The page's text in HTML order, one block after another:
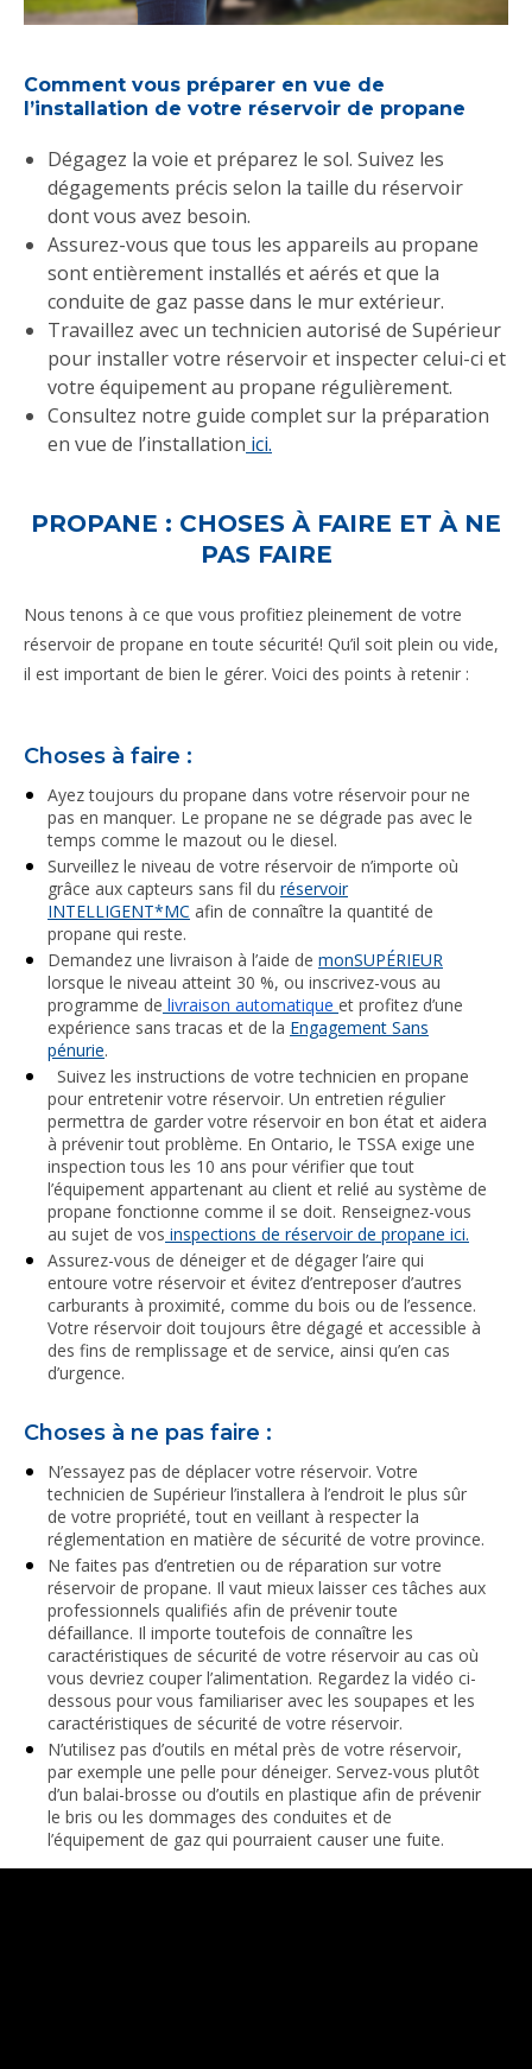
Comment vous préparer en vue de
l’installation de votre réservoir de propane
Dégagez la voie et préparez le sol. Suivez les
dégagements précis selon la taille du réservoir
dont vous avez besoin.
Assurez-vous que tous les appareils au propane
sont entièrement installés et aérés et que la
conduite de gaz passe dans le mur extérieur.
Travaillez avec un technicien autorisé de Supérieur
pour installer votre réservoir et inspecter celui-ci et
votre équipement au propane régulièrement.
Consultez notre guide complet sur la préparation
en vue de l’installation ici.
PROPANE : CHOSES À FAIRE ET À NE
PAS FAIRE
Nous tenons à ce que vous profitiez pleinement de votre
réservoir de propane en toute sécurité! Qu’il soit plein ou vide,
il est important de bien le gérer. Voici des points à retenir :
Choses à faire :
Ayez toujours du propane dans votre réservoir pour ne
pas en manquer. Le propane ne se dégrade pas avec le
temps comme le mazout ou le diesel.
Surveillez le niveau de votre réservoir de n’importe où
grâce aux capteurs sans fil du réservoir
INTELLIGENT*MC afin de connaître la quantité de
propane qui reste.
Demandez une livraison à l’aide de monSUPÉRIEUR
lorsque le niveau atteint 30 %, ou inscrivez-vous au
programme de livraison automatique et profitez d’une
expérience sans tracas et de la Engagement Sans
pénurie.
Suivez les instructions de votre technicien en propane
pour entretenir votre réservoir. Un entretien régulier
permettra de garder votre réservoir en bon état et aidera
à prévenir tout problème. En Ontario, le TSSA exige une
inspection tous les 10 ans pour vérifier que tout
l’équipement appartenant au client et relié au système de
propane fonctionne comme il se doit. Renseignez-vous
au sujet de vos inspections de réservoir de propane ici.
Assurez-vous de déneiger et de dégager l’aire qui
entoure votre réservoir et évitez d’entreposer d’autres
carburants à proximité, comme du bois ou de l’essence.
Votre réservoir doit toujours être dégagé et accessible à
des fins de remplissage et de service, ainsi qu’en cas
d’urgence.
Choses à ne pas faire :
N’essayez pas de déplacer votre réservoir. Votre
technicien de Supérieur l’installera à l’endroit le plus sûr
de votre propriété, tout en veillant à respecter la
réglementation en matière de sécurité de votre province.
Ne faites pas d’entretien ou de réparation sur votre
réservoir de propane. Il vaut mieux laisser ces tâches aux
professionnels qualifiés afin de prévenir toute
défaillance. Il importe toutefois de connaître les
caractéristiques de sécurité de votre réservoir au cas où
vous devriez couper l’alimentation. Regardez la vidéo ci-
dessous pour vous familiariser avec les soupapes et les
caractéristiques de sécurité de votre réservoir.
N’utilisez pas d’outils en métal près de votre réservoir,
par exemple une pelle pour déneiger. Servez-vous plutôt
d’un balai-brosse ou d’outils en plastique afin de prévenir
le bris ou les dommages des conduites et de
l’équipement de gaz qui pourraient causer une fuite.